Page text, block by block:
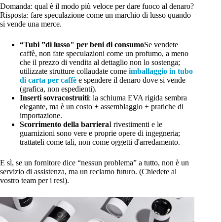
Domanda: qual è il modo più veloce per dare fuoco al denaro?
Risposta: fare speculazione come un marchio di lusso quando
si vende una merce.
“Tubi ”di lusso" per beni di consumoSe vendete
caffè, non fate speculazioni come un profumo, a meno
che il prezzo di vendita al dettaglio non lo sostenga;
utilizzate strutture collaudate come imballaggio in tubo
di carta per caffè e spendere il denaro dove si vende
(grafica, non espedienti).
Inserti sovracostruiti: la schiuma EVA rigida sembra
elegante, ma è un costo + assemblaggio + pratiche di
importazione.
Scorrimento della barrieraI rivestimenti e le
guarnizioni sono vere e proprie opere di ingegneria;
trattateli come tali, non come oggetti d'arredamento.
E sì, se un fornitore dice “nessun problema” a tutto, non è un
servizio di assistenza, ma un reclamo futuro. (Chiedete al
vostro team per i resi).